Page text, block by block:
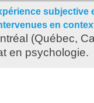
subjective
en
(Québec,
en psychologie.